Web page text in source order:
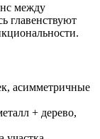
между
главенствуют
асимметричные
+ дерево,